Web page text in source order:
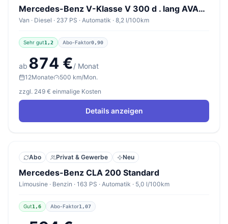
Mercedes-Benz V-Klasse V 300 d . lang AVANTGARDE
Van · Diesel · 237 PS · Automatik · 8,2 l/100km
Sehr gut1,2 Abo-Faktor0,90
ab 874 €/ Monat
12Monate
500 km/Mon.
zzgl. 249 € einmalige Kosten
Details anzeigen
Abo Privat & Gewerbe Neu
Mercedes-Benz CLA 200 Standard
Limousine · Benzin · 163 PS · Automatik · 5,0 l/100km
Gut1,6 Abo-Faktor1,07